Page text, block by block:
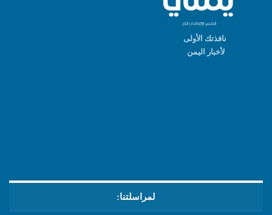
نافذتك الأولى
لأخبار اليمن
لمراسلتنا: